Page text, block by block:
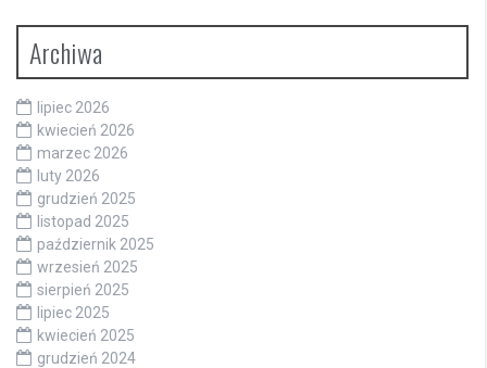
Archiwa
lipiec 2026
kwiecień 2026
marzec 2026
luty 2026
grudzień 2025
listopad 2025
październik 2025
wrzesień 2025
sierpień 2025
lipiec 2025
kwiecień 2025
grudzień 2024